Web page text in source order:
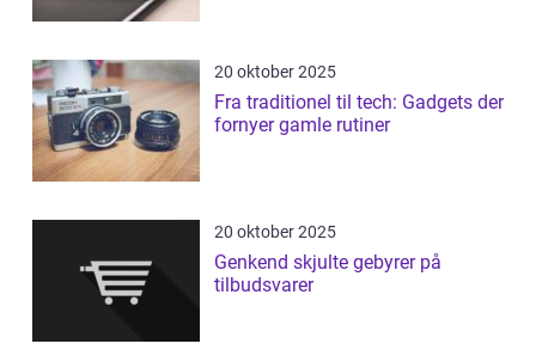
20 oktober 2025
Fra traditionel til tech: Gadgets der
fornyer gamle rutiner
20 oktober 2025
Genkend skjulte gebyrer på
tilbudsvarer